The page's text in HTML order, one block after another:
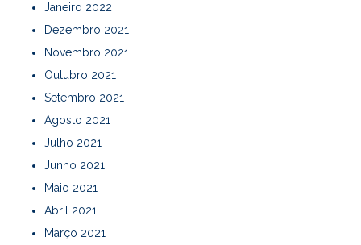
Janeiro 2022
Dezembro 2021
Novembro 2021
Outubro 2021
Setembro 2021
Agosto 2021
Julho 2021
Junho 2021
Maio 2021
Abril 2021
Março 2021